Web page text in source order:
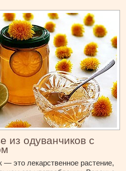
из одуванчиков с
— это лекарственное растение,